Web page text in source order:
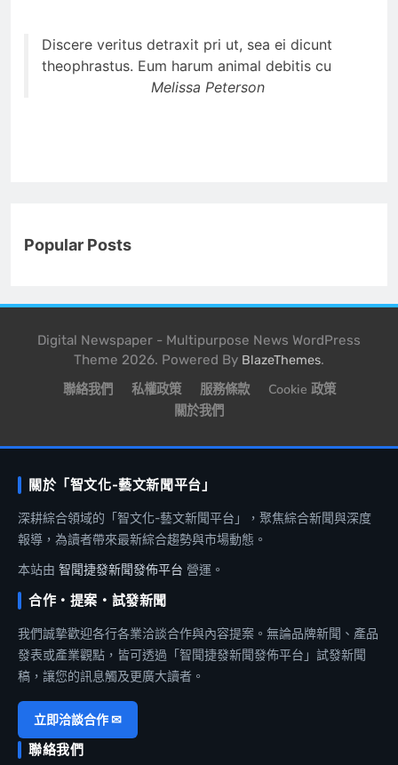
Discere veritus detraxit pri ut, sea ei dicunt
theophrastus. Eum harum animal debitis cu
Melissa Peterson
Popular Posts
Digital Newspaper - Multipurpose News WordPress
Theme 2026. Powered By BlazeThemes.
聯絡我們 私權政策 服務條款
Cookie 政策
關於我們
關於「智文化-藝文新聞平台」
深耕綜合領域的「智文化-藝文新聞平台」，聚焦綜合新聞與深度
報導，為讀者帶來最新綜合趨勢與市場動態。
本站由 智聞捷發新聞發佈平台 營運。
合作・提案・試發新聞
我們誠摯歡迎各行各業洽談合作與內容提案。無論品牌新聞、產品
發表或產業觀點，皆可透過「智聞捷發新聞發佈平台」試發新聞
稿，讓您的訊息觸及更廣大讀者。
立即洽談合作 ✉
聯絡我們